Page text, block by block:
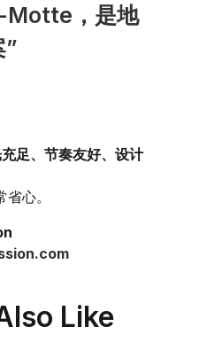
Motte，是地
足、节奏友好、设计
心。
Like